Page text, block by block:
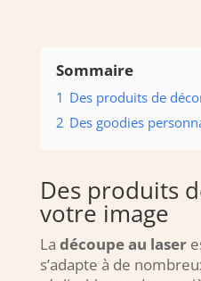
Sommaire
1 Des produits de
2 Des goodies
Des produits
votre image
La découpe au laser
s’adapte à de